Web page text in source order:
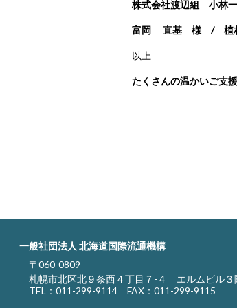
株式会社渡辺組
富岡 直基 様 /
以上
たくさんの温かいご支
一般社団法人 北海道国際流通機構
〒060-0809
札幌市北区北９条西４丁目７-４ エルムビル３
TEL： 011-299-9114 FAX：011-299-9115